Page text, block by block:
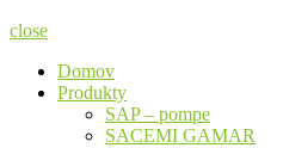
close
Domov
Produkty
SAP – pompe
SACEMI GAMAR